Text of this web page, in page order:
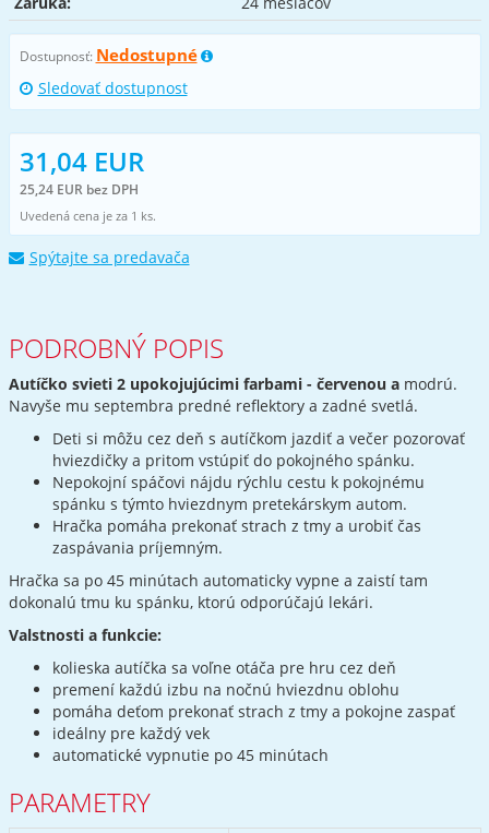
Dostupnosť: Nedostupné
Sledovať dostupnost
31,04 EUR
25,24 EUR bez DPH
Uvedená cena je za 1 ks.
Spýtajte sa predavača
PODROBNÝ POPIS
Autíčko svieti 2 upokojujúcimi farbami - červenou amodrú.
Navyše mu septembra predné reflektory a zadné svetlá.
Deti si môžu cez deň s autíčkom jazdiť a večer pozorovať
hviezdičky a pritom vstúpiť do pokojného spánku.
Nepokojní spáčovi nájdu rýchlu cestu k pokojnému
spánku s týmto hviezdnym pretekárskym autom.
Hračka pomáha prekonať strach z tmy a urobiť čas
zaspávania príjemným.
Hračka sa po 45 minútach automaticky vypne a zaistí tam
dokonalú tmu ku spánku, ktorú odporúčajú lekári.
Valstnosti a funkcie:
kolieska autíčka sa voľne otáča pre hru cez deň
premení každú izbu na nočnú hviezdnu oblohu
pomáha deťom prekonať strach z tmy a pokojne zaspať
ideálny pre každý vek
automatické vypnutie po 45 minútach
PARAMETRY